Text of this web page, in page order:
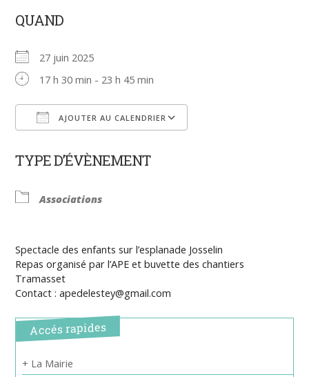
QUAND
27 juin 2025
17 h 30 min - 23 h 45 min
AJOUTER AU CALENDRIER
TYPE D’ÉVÈNEMENT
Associations
Spectacle des enfants sur l’esplanade Josselin
Repas organisé par l’APE et buvette des chantiers
Tramasset
Contact : apedelestey@gmail.com
Accés rapides
+ La Mairie